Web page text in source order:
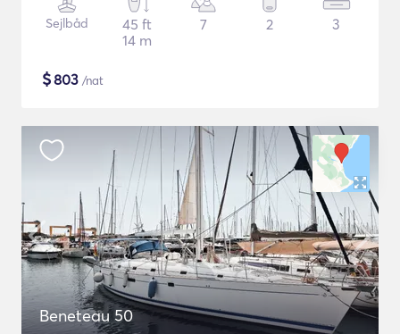
Sejlbåd
45 ft
14 m
7 2 3
$803 /nat
Beneteau 50